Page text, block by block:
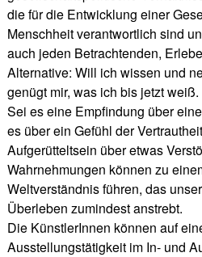
die für die Entwicklung einer
Menschheit verantwortlich sind
auch jeden Betrachtenden,
Alternative: Will ich wissen und
genügt mir, was ich bis jetzt weiß.
Sei es eine Empfindung über
es über ein Gefühl der
Aufgerütteltsein über etwas
Wahrnehmungen können zu
Weltverständnis führen, das
Überleben zumindest anstrebt.
Die KünstlerInnen können auf
Ausstellungstätigkeit im In- und